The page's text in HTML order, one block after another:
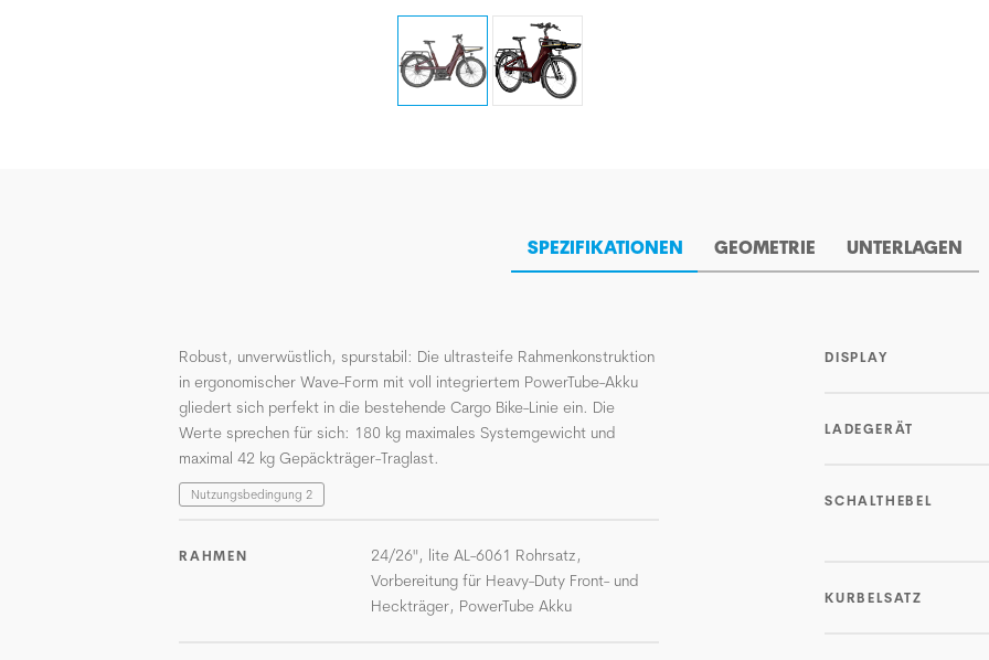
SPEZIFIKATIONEN GEOMETRIE UNTERLAGEN
Robust, unverwüstlich, spurstabil: Die ultrasteife Rahmenkonstruktion
in ergonomischer Wave-Form mit voll integriertem PowerTube-Akku
gliedert sich perfekt in die bestehende Cargo Bike-Linie ein. Die
Werte sprechen für sich: 180 kg maximales Systemgewicht und
maximal 42 kg Gepäckträger-Traglast.
Nutzungsbedingung 2
RAHMEN
24/26", lite AL-6061 Rohrsatz,
Vorbereitung für Heavy-Duty Front- und
Heckträger, PowerTube Akku
DISPLAY
LADEGERÄT
SCHALTHEBEL
KURBELSATZ